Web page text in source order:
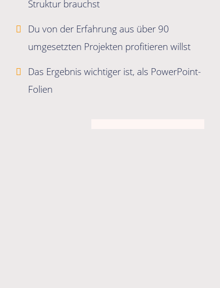
Struktur brauchst
Du von der Erfahrung aus über 90
umgesetzten Projekten profitieren willst
Das Ergebnis wichtiger ist, als PowerPoint-
Folien